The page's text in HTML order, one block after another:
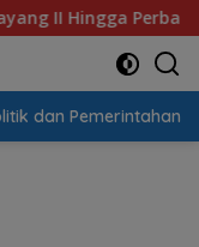
Perbaikan
dan Pemerintahan